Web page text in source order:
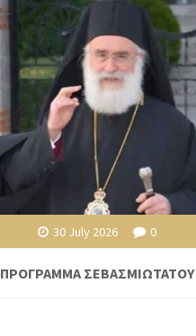
30 July 2026 0
ΠΡΟΓΡΑΜΜΑ ΣΕΒΑΣΜΙΩΤΑΤΟΥ